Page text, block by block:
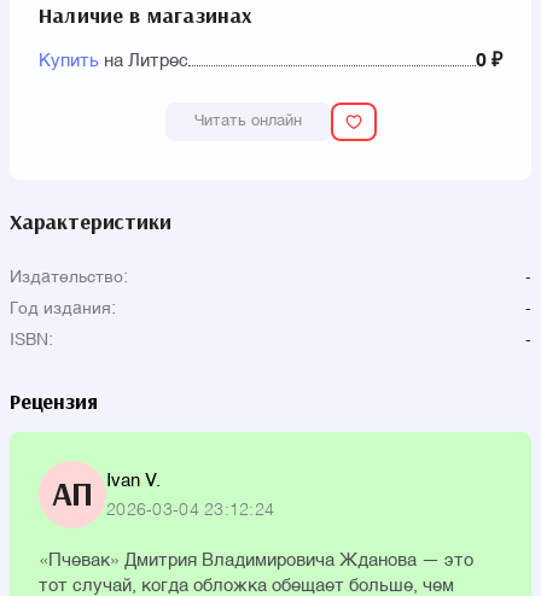
Наличие в магазинах
Купить на Литрес 0 ₽
Читать онлайн
Характеристики
Издательство:
-
Год издания:
-
ISBN:
-
Рецензия
АП Ivan V.
2026-03-04 23:12:24
«Пчевак» Дмитрия Владимировича Жданова — это
тот случай, когда обложка обещает больше, чем